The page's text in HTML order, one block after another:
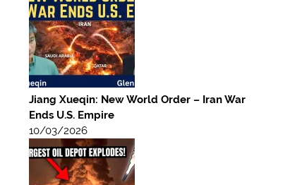
Jiang Xueqin: New World Order – Iran War
Ends U.S. Empire
10/03/2026